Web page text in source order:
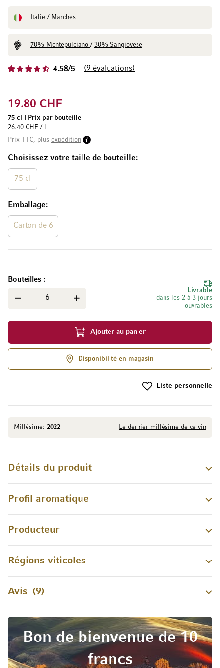
4.58/5 9 évaluations
Italie / Marches
70% Montepulciano/ 30% Sangiovese
Millésime: 2022 Le dernier millésime de ce vin
Choisissez votre taille de bouteille
75 cl
Emballage
Carton de 6
19.80 CHF
75 cl
Prix par bouteille
26.40 CHF / l
Prix TTC, plus expédition
Livrable
dans les 2 à 3 jours
ouvrables
Bouteilles
Ajouter au panier
Disponibilité en magasin
Liste personnelle
Détails du produit
Profil aromatique
Producteur
Régions viticoles
Avis 9
Bon de bienvenue de 10
francs